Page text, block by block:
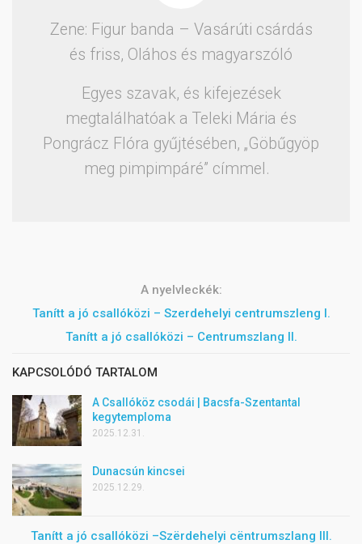
Zene: Figur banda – Vasárúti csárdás
és friss, Oláhos és magyarszóló
Egyes szavak, és kifejezések
megtalálhatóak a Teleki Mária és
Pongrácz Flóra gyűjtésében, „Göbűgyöp
meg pimpimpáré” címmel.
A nyelvleckék:
Tanítt a jó csallóközi – Szerdehelyi centrumszleng I.
Tanítt a jó csallóközi – Centrumszlang II.
KAPCSOLÓDÓ TARTALOM
A Csallóköz csodái | Bacsfa-Szentantal
kegytemploma
2025.12.31.
Dunacsún kincsei
2025.12.29.
Tanítt a jó csallóközi –Szërdehelyi cëntrumszlang III.